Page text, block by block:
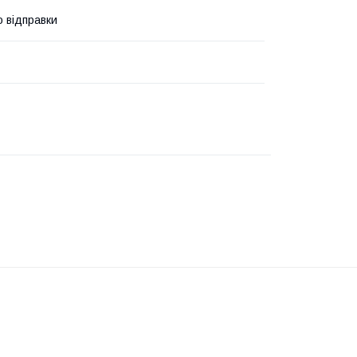
відправки